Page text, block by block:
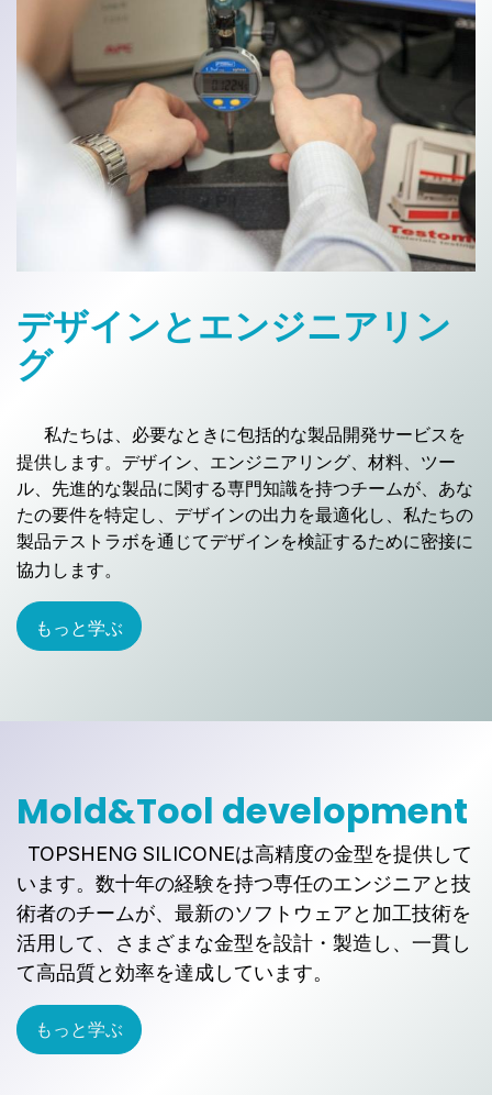
デザインとエンジニアリン
グ
私たちは、必要なときに包括的な製品開発サービスを
提供します。デザイン、エンジニアリング、材料、ツー
ル、先進的な製品に関する専門知識を持つチームが、あな
たの要件を特定し、デザインの出力を最適化し、私たちの
製品テストラボを通じてデザインを検証するために密接に
協力します。
もっと学ぶ
Mold&Tool development
TOPSHENG SILICONEは高精度の金型を提供して
います。数十年の経験を持つ専任のエンジニアと技
術者のチームが、最新のソフトウェアと加工技術を
活用して、さまざまな金型を設計・製造し、一貫し
て高品質と効率を達成しています。
もっと学ぶ